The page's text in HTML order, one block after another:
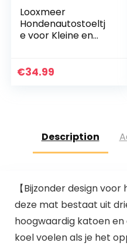
Looxmeer
Hondenautostoeltj
e voor Kleine en
& Achterbank,
Hondendeken,
Autostoelhoes,
Passagiersstoel,
Autobescherming,
Zwart
€34.99
Description
【Bijzonder design
deze mat bestaat uit
hoogwaardig katoen
koel voelen als je het